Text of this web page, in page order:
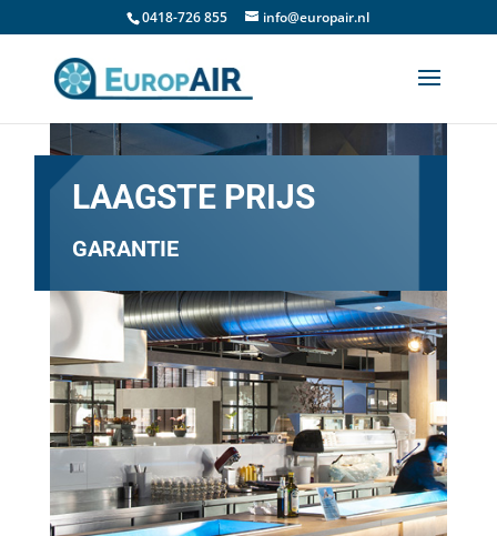
0418-726 855 info@europair.nl
LAAGSTE PRIJS
GARANTIE